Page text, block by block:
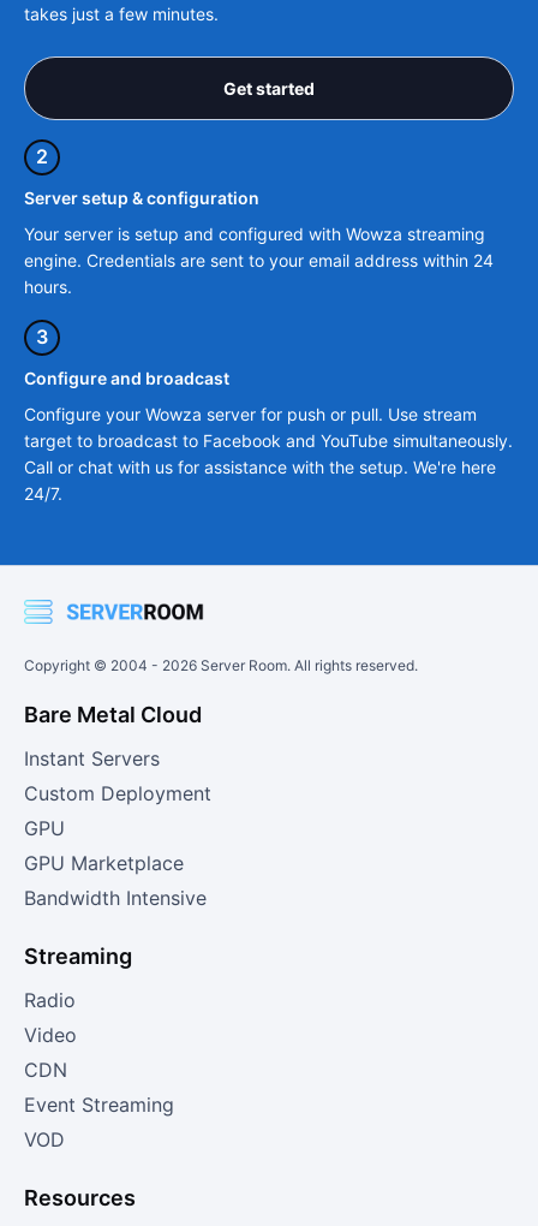
takes just a few minutes.
Get started
2
Server setup & configuration
Your server is setup and configured with Wowza streaming
engine. Credentials are sent to your email address within 24
hours.
3
Configure and broadcast
Configure your Wowza server for push or pull. Use stream
target to broadcast to Facebook and YouTube simultaneously.
Call or chat with us for assistance with the setup. We're here
24/7.
Copyright © 2004 - 2026 Server Room. All rights reserved.
Bare Metal Cloud
Instant Servers
Custom Deployment
GPU
GPU Marketplace
Bandwidth Intensive
Streaming
Radio
Video
CDN
Event Streaming
VOD
Resources